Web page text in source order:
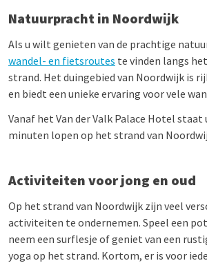
Natuurpracht in Noordwijk
Als u wilt genieten van de prachtige
wandel- en fietsroutes te vinden langs
strand. Het duingebied van Noordwijk is
en biedt een unieke ervaring voor vele
Vanaf het Van der Valk Palace Hotel staat
minuten lopen op het strand van
Activiteiten voor jong en oud
Op het strand van Noordwijk zijn veel
activiteiten te ondernemen. Speel een
neem een surflesje of geniet van een
yoga op het strand. Kortom, er is voor